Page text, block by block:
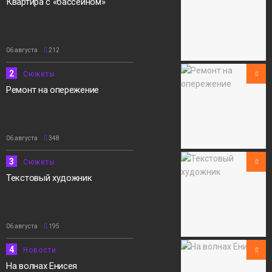
06 августа 212
2 Сюжеты
Ремонт на опережение
06 августа 348
3 Сюжеты
Текстовый художник
06 августа 195
4 Новости
На волнах Енисея